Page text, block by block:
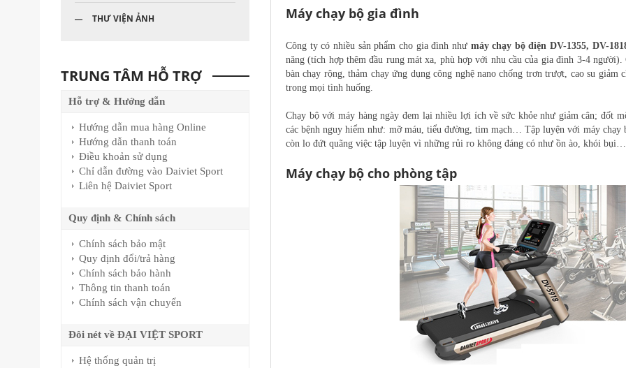
THƯ VIỆN ẢNH
TRUNG TÂM HỖ TRỢ
Hỗ trợ & Hướng dẫn
Hướng dẫn mua hàng Online
Hướng dẫn thanh toán
Điều khoản sử dụng
Chỉ dẫn đường vào Daiviet Sport
Liên hệ Daiviet Sport
Quy định & Chính sách
Chính sách bảo mật
Quy định đổi/trả hàng
Chính sách bảo hành
Thông tin thanh toán
Chính sách vận chuyển
Đôi nét về ĐẠI VIỆT SPORT
Hệ thống quản trị
Máy chạy bộ gia đình
Công ty có nhiều sản phẩm cho gia đình như máy chạy bộ điện DV-1355, DV-
năng (tích hợp thêm đầu rung mát xa, phù hợp với nhu cầu của gia đình 3-4 người).
bàn chạy rộng, thảm chạy ứng dụng công nghệ nano chống trơn trượt, cao su giảm
trong mọi tình huống.
Chạy bộ với máy hàng ngày đem lại nhiều lợi ích về sức khỏe như giảm cân; đốt
các bệnh nguy hiểm như: mỡ máu, tiểu đường, tim mạch… Tập luyện với máy
còn lo đứt quãng việc tập luyện vì những rủi ro không đáng có như ồn ào, khói bụi…
Máy chạy bộ cho phòng tập